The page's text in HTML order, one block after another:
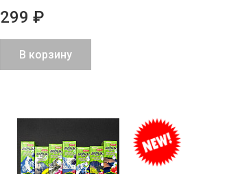
299 ₽
В корзину